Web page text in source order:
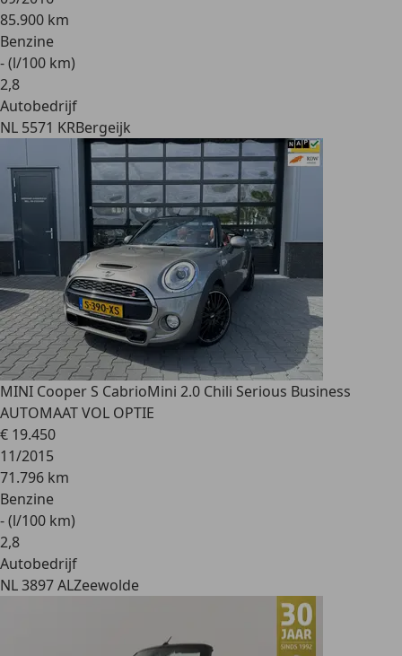
85.900 km
Benzine
- (l/100 km)
2,8
Autobedrijf
NL 5571 KRBergeijk
MINI Cooper S CabrioMini 2.0 Chili Serious Business
AUTOMAAT VOL OPTIE
€ 19.450
11/2015
71.796 km
Benzine
- (l/100 km)
2,8
Autobedrijf
NL 3897 ALZeewolde